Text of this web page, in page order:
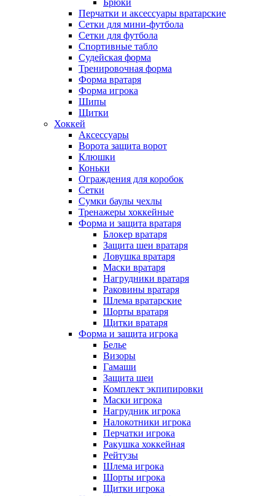
Брюки
Перчатки и аксессуары вратарские
Сетки для мини-футбола
Сетки для футбола
Спортивные табло
Судейская форма
Тренировочная форма
Форма вратаря
Форма игрока
Шипы
Щитки
Хоккей
Аксессуары
Ворота защита ворот
Клюшки
Коньки
Ограждения для коробок
Сетки
Сумки баулы чехлы
Тренажеры хоккейные
Форма и защита вратаря
Блокер вратаря
Защита шеи вратаря
Ловушка вратаря
Маски вратаря
Нагрудники вратаря
Раковины вратаря
Шлема вратарские
Шорты вратаря
Щитки вратаря
Форма и защита игрока
Белье
Визоры
Гамаши
Защита шеи
Комплект экпипировки
Маски игрока
Нагрудник игрока
Налокотники игрока
Перчатки игрока
Ракушка хоккейная
Рейтузы
Шлема игрока
Шорты игрока
Щитки игрока